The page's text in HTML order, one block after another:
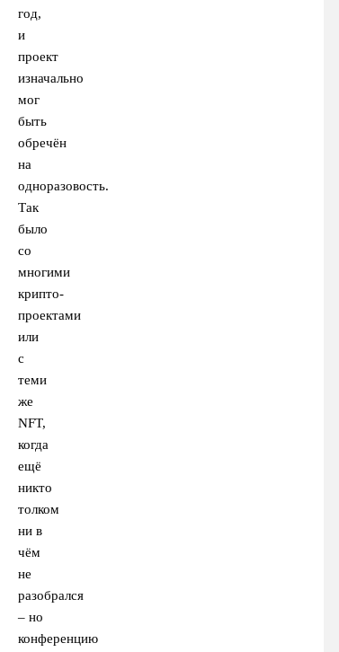
год,
и
проект
изначально
мог
быть
обречён
на
одноразовость.
Так
было
со
многими
крипто-
проектами
или
с
теми
же
NFT,
когда
ещё
никто
толком
ни в
чём
не
разобрался
– но
конференцию